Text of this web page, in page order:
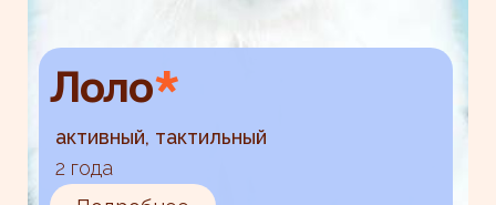
Лоло*
активный, тактильный
2 года